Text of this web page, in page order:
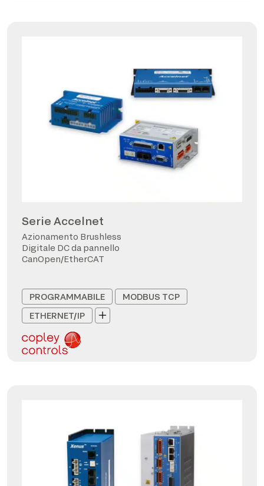
Serie Accelnet
Azionamento Brushless
Digitale DC da pannello
CanOpen/EtherCAT
PROGRAMMABILE
MODBUS TCP
ETHERNET/IP